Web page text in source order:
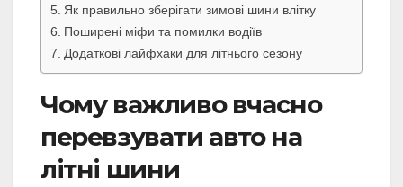
Як правильно зберігати зимові шини влітку
Поширені міфи та помилки водіїв
Додаткові лайфхаки для літнього сезону
Чому важливо вчасно
перевзувати авто на
літні шини